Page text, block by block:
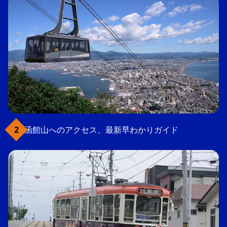
函館山へのアクセス、最新早わかりガイド